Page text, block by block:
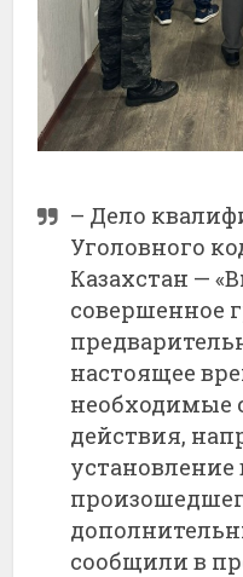
– Дело
Уголовного
Казахстан —
совершенное
настоящее
необходимые
действия,
установление
сообщили в